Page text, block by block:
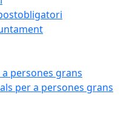
persones grans
per a persones grans